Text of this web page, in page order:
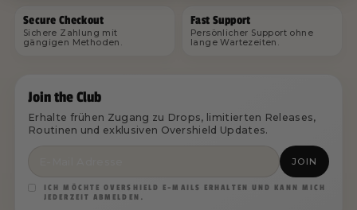
Secure Checkout
Sichere Zahlung mit
gängigen Methoden.
Fast Support
Persönlicher Support ohne
lange Wartezeiten.
Join the Club
Erhalte frühen Zugang zu Drops, limitierten Releases,
Routinen und exklusiven Overshield Updates.
JOIN
ICH MÖCHTE OVERSHIELD E-MAILS ERHALTEN UND KANN MICH
JEDERZEIT ABMELDEN.